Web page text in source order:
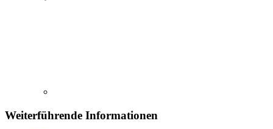
Weiterführende Informationen